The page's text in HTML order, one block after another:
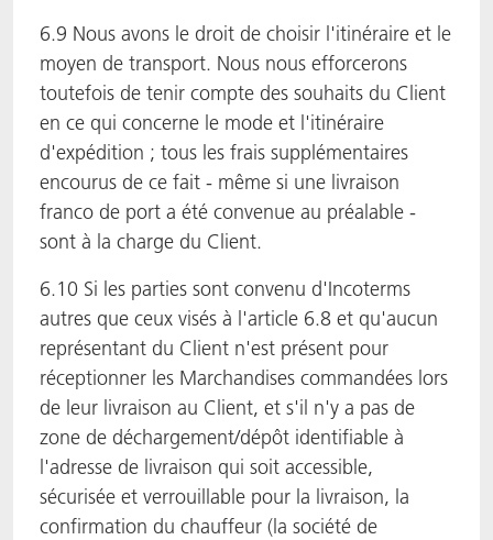
6.9 Nous avons le droit de choisir l'itinéraire et le
moyen de transport. Nous nous efforcerons
toutefois de tenir compte des souhaits du Client
en ce qui concerne le mode et l'itinéraire
d'expédition ; tous les frais supplémentaires
encourus de ce fait - même si une livraison
franco de port a été convenue au préalable -
sont à la charge du Client.
6.10 Si les parties sont convenu d'Incoterms
autres que ceux visés à l'article 6.8 et qu'aucun
représentant du Client n'est présent pour
réceptionner les Marchandises commandées lors
de leur livraison au Client, et s'il n'y a pas de
zone de déchargement/dépôt identifiable à
l'adresse de livraison qui soit accessible,
sécurisée et verrouillable pour la livraison, la
confirmation du chauffeur (la société de